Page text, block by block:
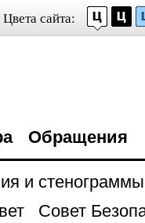
Цвета сайта:
Обращения
и стенограммы
Совет